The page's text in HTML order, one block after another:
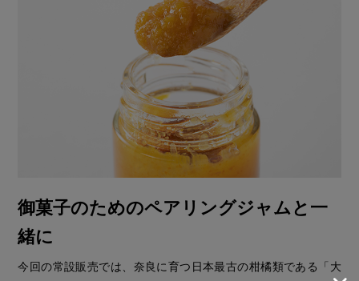
御菓子のためのペアリングジャムと一
緒に
今回の常設販売では、奈良に育つ日本最古の柑橘類である「大